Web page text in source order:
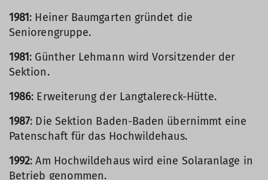
1981: Heiner Baumgarten gründet die
Seniorengruppe.
1981: Günther Lehmann wird Vorsitzender der
Sektion.
1986: Erweiterung der Langtalereck-Hütte.
1987: Die Sektion Baden-Baden übernimmt eine
Patenschaft für das Hochwildehaus.
1992: Am Hochwildehaus wird eine Solaranlage in
Betrieb genommen.